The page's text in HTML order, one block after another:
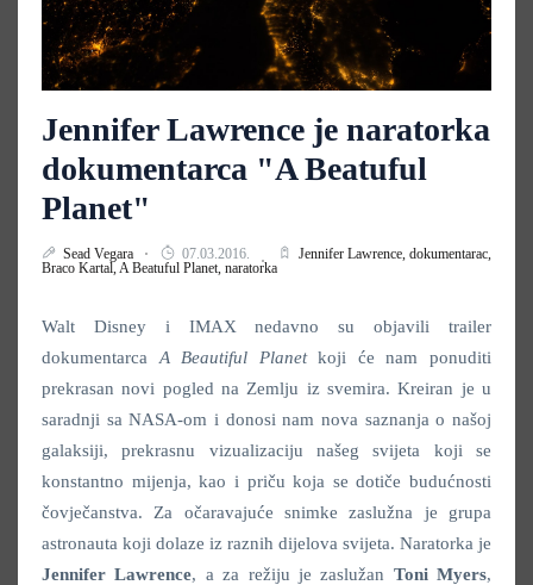
Jennifer Lawrence je naratorka
dokumentarca "A Beatuful
Planet"
Sead Vegara 07.03.2016. Jennifer Lawrence, dokumentarac,
Braco Kartal, A Beatuful Planet, naratorka
Walt Disney i IMAX nedavno su objavili trailer
dokumentarca A Beautiful Planetkoji će nam ponuditi
prekrasan novi pogled na Zemlju iz svemira. Kreiran je u
saradnji sa NASA-om i donosi nam nova saznanja o našoj
galaksiji, prekrasnu vizualizaciju našeg svijeta koji se
konstantno mijenja, kao i priču koja se dotiče budućnosti
čovječanstva. Za očaravajuće snimke zaslužna je grupa
astronauta koji dolaze iz raznih dijelova svijeta. Naratorka je
Jennifer Lawrence, a za režiju je zaslužan Toni Myers,